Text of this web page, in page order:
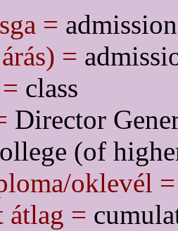
=
=
class
Director
(of
oklevél =
átlag =